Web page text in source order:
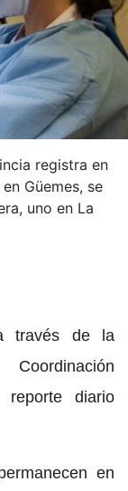
registra en
Güemes, se
uno en La
través de la
reporte diario
en